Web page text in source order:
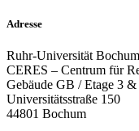
Adresse
Ruhr-Universität Bochum
CERES – Centrum für
Gebäude GB / Etage 3 &
Universitätsstraße 150
44801 Bochum